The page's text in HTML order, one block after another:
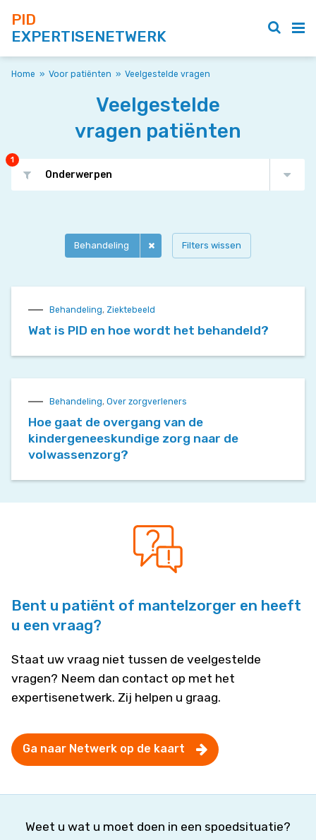
PID
EXPERTISENETWERK
Home » Voor patiënten » Veelgestelde vragen
Veelgestelde
vragen patiënten
1
Onderwerpen
Behandeling Filters wissen
Behandeling, Ziektebeeld
Wat is PID en hoe wordt het behandeld?
Behandeling,Over zorgverleners
Hoe gaat de overgang van de
kindergeneeskundige zorg naar de
volwassenzorg?
Bent u patiënt of mantelzorger en heeft
u een vraag?
Staat uw vraag niet tussen de veelgestelde
vragen? Neem dan contact op met het
expertisenetwerk. Zij helpen u graag.
Ga naar Netwerk op de kaart
Weet u wat u moet doen in een spoedsituatie?